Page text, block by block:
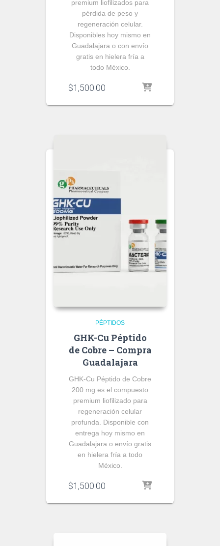
premium liofilizados para
pérdida de peso y
regeneración celular.
Disponibles hoy mismo en
Guadalajara o con envío
gratis en hielera fría a
todo México.
$1,500.00
PÉPTIDOS
GHK-Cu Péptido
de Cobre – Compra
Guadalajara
GHK-Cu Péptido de Cobre
200 mg es el compuesto
premium liofilizado para
regeneración celular
profunda. Disponible con
entrega hoy mismo en
Guadalajara o envío gratis
en hielera fría a todo
México.
$1,500.00